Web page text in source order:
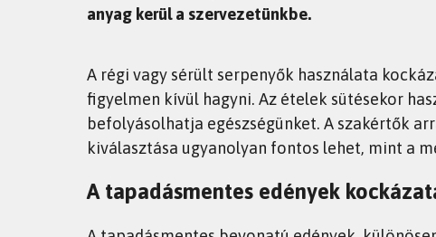
anyag kerül a szervezetünkbe.
A régi vagy sérült serpenyők használata
figyelmen kívül hagyni. Az ételek sütésekor
befolyásolhatja egészségünket. A szakértők
kiválasztása ugyanolyan fontos lehet, mint a
A tapadásmentes edények